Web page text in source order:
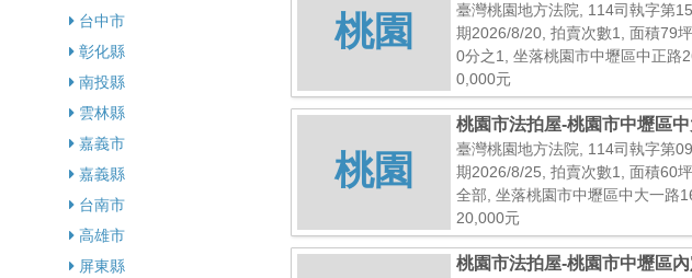
台中市
彰化縣
南投縣
雲林縣
嘉義市
嘉義縣
台南市
高雄市
屏東縣
桃園
臺灣桃園地方法院, 114司執字第
期2026/8/20, 拍賣次數1, 面積79
0分之1, 坐落桃園市中壢區中正路
0,000元
桃園
桃園市法拍屋-桃園市中壢區
臺灣桃園地方法院, 114司執字第
期2026/8/25, 拍賣次數1, 面積60
全部, 坐落桃園市中壢區中大一路
20,000元
桃園市法拍屋-桃園市中壢區